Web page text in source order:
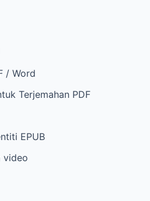
/ Word
Terjemahan PDF
EPUB
video